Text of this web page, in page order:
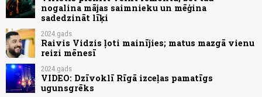
nogalina mājas saimnieku un mēģina
sadedzināt līķi
2024.gads
Raivis Vidzis ļoti mainījies; matus mazgā vienu
reizi mēnesī
2024.gads
VIDEO: Dzīvoklī Rīgā izceļas pamatīgs
ugunsgrēks